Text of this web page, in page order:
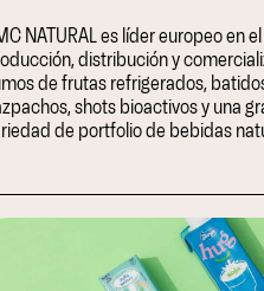
NATURAL es líder europeo en
distribución y
de frutas refrigerados,
shots bioactivos y una
de portfolio de bebidas